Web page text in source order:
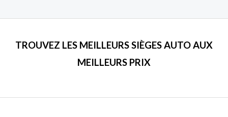
TROUVEZ LES MEILLEURS SIÈGES AUTO AUX
MEILLEURS PRIX